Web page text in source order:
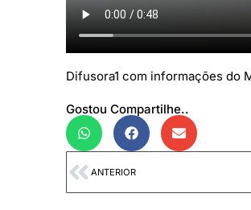
Difusora1 com informações do
Gostou Compartilhe..
ANTERIOR